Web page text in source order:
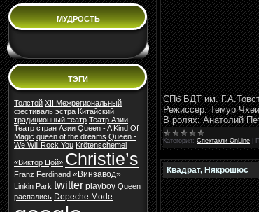
МУДРОСТЬ
ТЭГИ
Толстой XII Межрегиональный
фестиваль эстра Китайский
традиционный театр Театр Азии
Театр стран Азии Queen - A Kind Of
Magic queen of the dreams Queen -
We Will Rock You Krötenschemel
«Виктор Цой» Christie’s
Franz Ferdinand «Винзавод»
Linkin Park twitter playboy Queen
распались Depeche Mode
СПб БДТ им.
Режиссер: Темур
В ролях: Анатолий
Категория: Спектакли OnLine
Квадрат, Някрошюс